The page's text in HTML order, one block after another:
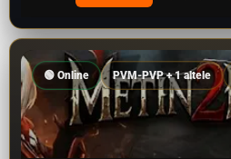
🟢 Online PVM-PVP + 1 altele